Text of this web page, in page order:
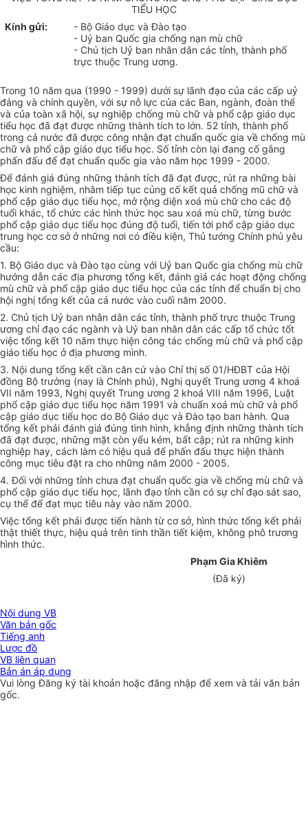
TIỂU HỌC
Kính gửi:
- Bộ Giáo dục và Đào tạo
- Uỷ ban Quốc gia chống nạn mù chữ
- Chủ tịch Uỷ ban nhân dân các tỉnh, thành phố
trực thuộc Trung ương.
Trong 10 năm qua (1990 - 1999) dưới sự lãnh đạo của các cấp uỷ
đảng và chính quyền, với sự nỗ lực của các Ban, ngành, đoàn thể
và của toàn xã hội, sự nghiệp chống mù chữ và phổ cập giáo dục
tiểu học đã đạt được những thành tích to lớn. 52 tỉnh, thành phố
trong cả nước đã được công nhận đạt chuẩn quốc gia về chống mù
chữ và phổ cập giáo dục tiểu học. Số tỉnh còn lại đang cố gắng
phấn đấu để đạt chuẩn quốc gia vào năm học 1999 - 2000.
Để đánh giá đúng những thành tích đã đạt được, rút ra những bài
học kinh nghiệm, nhằm tiếp tục củng cố kết quả chống mũ chữ và
phổ cập giáo dục tiểu học, mở rộng diện xoá mù chữ cho các độ
tuổi khác, tổ chức các hình thức học sau xoá mù chữ, từng bước
phổ cập giáo dục tiểu học đúng độ tuổi, tiến tới phổ cập giáo dục
trung học cơ sở ở những nơi có điều kiện, Thủ tướng Chính phủ yêu
cầu:
1. Bộ Giáo dục và Đào tạo cùng với Uỷ ban Quốc gia chống mù chữ
hướng dẫn các địa phương tổng kết, đánh giá các hoạt động chống
mù chữ và phổ cập giáo dục tiểu học của các tỉnh để chuẩn bị cho
hội nghị tổng kết của cả nước vào cuối năm 2000.
2. Chủ tịch Uỷ ban nhân dân các tỉnh, thành phố trực thuộc Trung
ương chỉ đạo các ngành và Uỷ ban nhân dân các cấp tổ chức tốt
việc tổng kết 10 năm thực hiện công tác chống mù chữ và phổ cập
giáo tiểu học ở địa phương mình.
3. Nội dung tổng kết cần căn cứ vào Chỉ thị số 01/HĐBT của Hội
đồng Bộ trưởng (nay là Chính phủ), Nghị quyết Trung ương 4 khoá
VII năm 1993, Nghị quyết Trung ương 2 khoá VIII năm 1996, Luật
phổ cập giáo dục tiểu học năm 1991 và chuẩn xoá mù chữ và phổ
cập giáo dục tiểu học do Bộ Giáo dục và Đào tạo ban hành. Qua
tổng kết phải đánh giá đúng tình hình, khẳng định những thành tích
đã đạt được, những mặt còn yếu kém, bất cập; rút ra những kinh
nghiệp hay, cách làm có hiệu quả để phấn đấu thực hiện thành
công mục tiêu đặt ra cho những năm 2000 - 2005.
4. Đối với những tỉnh chưa đạt chuẩn quốc gia về chống mù chữ và
phổ cập giáo dục tiểu học, lãnh đạo tỉnh cần có sự chỉ đạo sát sao,
cụ thể để đạt mục tiêu này vào năm 2000.
Việc tổng kết phải được tiến hành từ cơ sở, hình thức tổng kết phải
thật thiết thực, hiệu quả trên tinh thần tiết kiệm, không phô trương
hình thức.
Phạm Gia Khiêm
(Đã ký)
Nội dung VB
Văn bản gốc
Tiếng anh
Lược đồ
VB liên quan
Bản án áp dụng
Vui lòngĐăng ký tài khoản hoặc đăng nhập để xem và tải văn bản
gốc.